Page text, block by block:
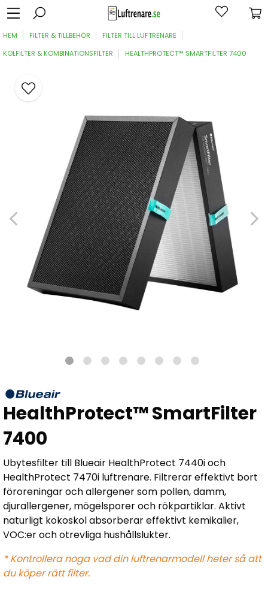
HEM FILTER & TILLBEHÖR
FILTER TILL LUFTRENARE
KOLFILTER & KOMBINATIONSFILTER
HEALTHPROTECT™ SMARTFILTER 7400
HealthProtect™ SmartFilter
7400
Ubytesfilter till Blueair HealthProtect 7440i och
HealthProtect 7470i luftrenare. Filtrerar effektivt bort
föroreningar och allergener som pollen, damm,
djurallergener, mögelsporer och rökpartiklar. Aktivt
naturligt kokoskol absorberar effektivt kemikalier,
VOC:er och otrevliga hushållslukter.
* Kontrollera noga vad din luftrenarmodell heter så att
du köper rätt filter.